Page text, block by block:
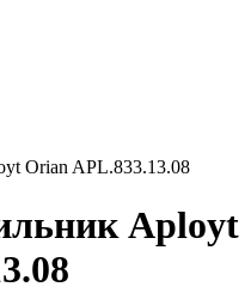
Orian APL.833.13.08
Aployt